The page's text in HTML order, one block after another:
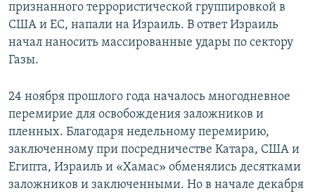
признанного террористической группировкой в
США и ЕС, напали на Израиль. В ответ Израиль
начал наносить массированные удары по сектору
Газы.
24 ноября прошлого года началось многодневное
перемирие для освобождения заложников и
пленных. Благодаря недельному перемирию,
заключенному при посредничестве Катара, США и
Египта, Израиль и «Хамас» обменялись десятками
заложников и заключенными. Но в начале декабря